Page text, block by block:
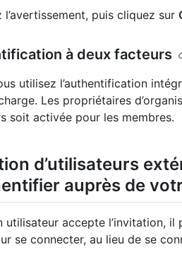
l’avertissement, puis cliquez sur
à deux facteurs
utilisez l’authentification
Les propriétaires
soit activée pour les membres.
d’utilisateurs
auprès de
utilisateur accepte l’invitation,
se connecter, au lieu de se